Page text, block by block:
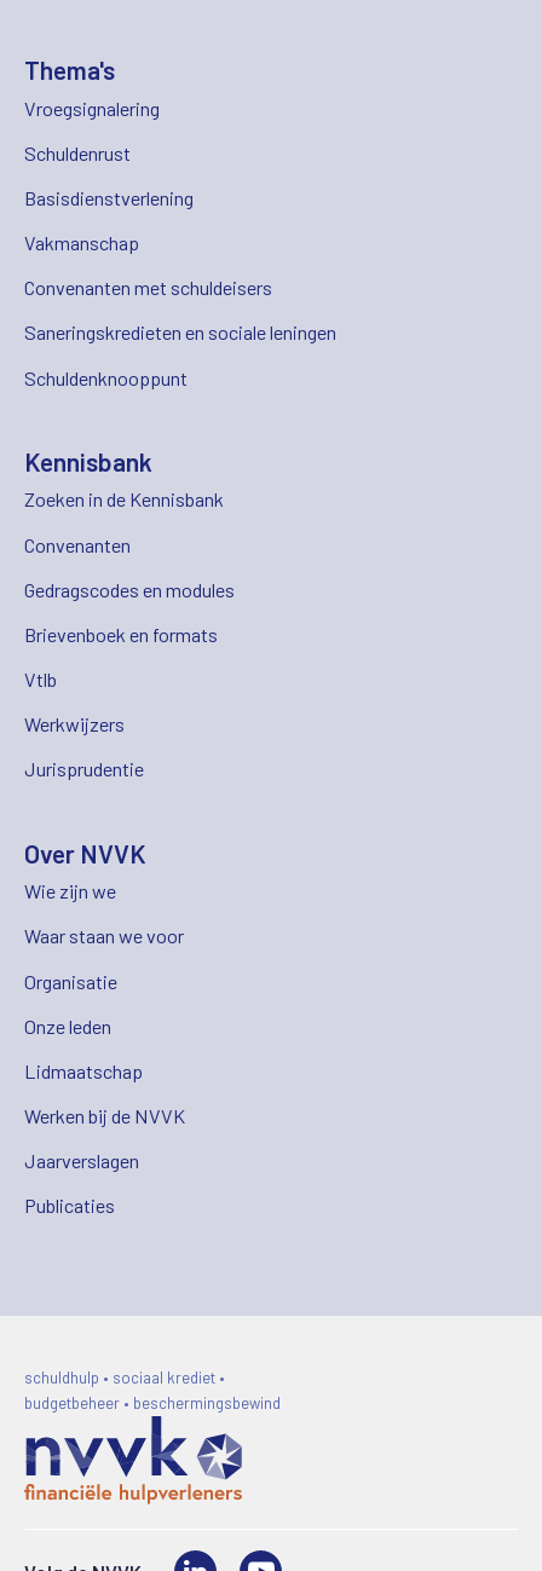
Thema's
Vroegsignalering
Schuldenrust
Basisdienstverlening
Vakmanschap
Convenanten met schuldeisers
Saneringskredieten en sociale leningen
Schuldenknooppunt
Kennisbank
Zoeken in de Kennisbank
Convenanten
Gedragscodes en modules
Brievenboek en formats
Vtlb
Werkwijzers
Jurisprudentie
Over NVVK
Wie zijn we
Waar staan we voor
Organisatie
Onze leden
Lidmaatschap
Werken bij de NVVK
Jaarverslagen
Publicaties
schuldhulp • sociaal krediet •
budgetbeheer • beschermingsbewind
LinkedIn